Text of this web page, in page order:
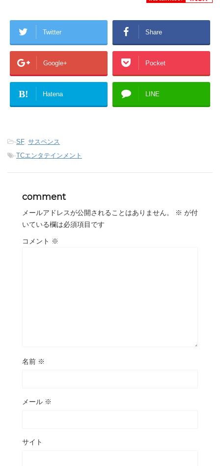
Twitter Share
Google+ Pocket
B! Hatena LINE
-SF, サスペンス
-TCエンタテインメント
comment
メールアドレスが公開されることはありません。 ※ が付
いている欄は必須項目です
コメント ※
名前 ※
メール ※
サイト